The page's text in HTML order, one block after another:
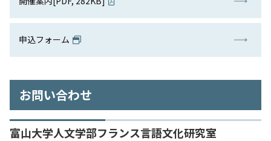
申込フォーム
お問い合わせ
富山大学人文学部フランス言語文化研究室